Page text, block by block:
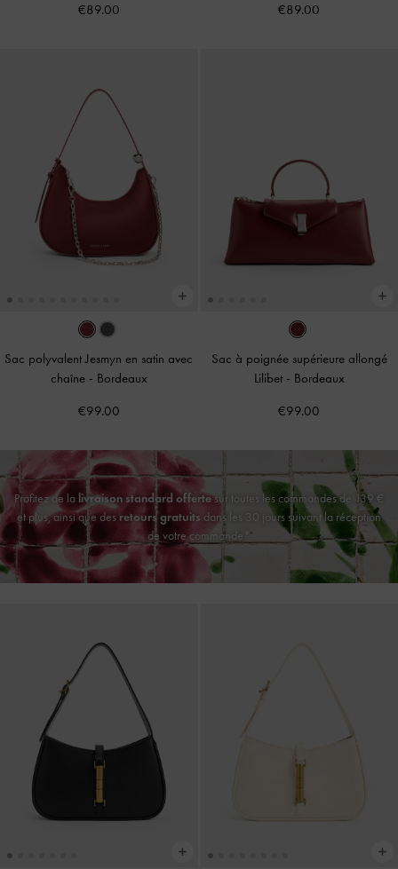
€89.00 €89.00
Sac polyvalent Jesmyn en satin avec
chaîne - Bordeaux
€99.00
Sac à poignée supérieure allongé
Lilibet - Bordeaux
€99.00
Profitez de la livraison standard offertesur toutes les commandes de 139 €
et plus, ainsi que des retours gratuits dans les 30 jours suivant la réception
de votre commande*